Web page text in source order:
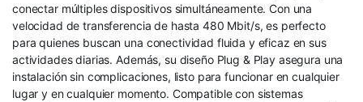
conectar múltiples dispositivos simultáneamente. Con una
velocidad de transferencia de hasta 480 Mbit/s, es perfecto
para quienes buscan una conectividad fluida y eficaz en sus
actividades diarias. Además, su diseño Plug & Play asegura una
instalación sin complicaciones, listo para funcionar en cualquier
lugar y en cualquier momento. Compatible con sistemas